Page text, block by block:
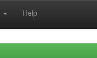
Help